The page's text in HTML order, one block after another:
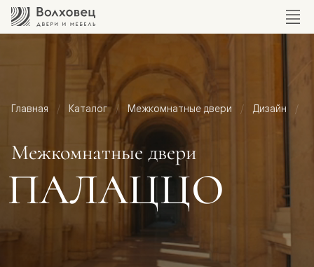
Главная Каталог Межкомнатные двери Дизайн
Межкомнатные двери
ПАЛАЦЦО